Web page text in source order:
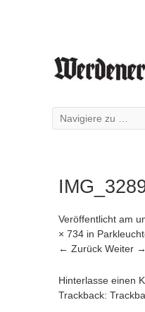
Veröffentlicht am
× 734 in
← Zurück Weiter →
Hinterlasse einen
Trackback: